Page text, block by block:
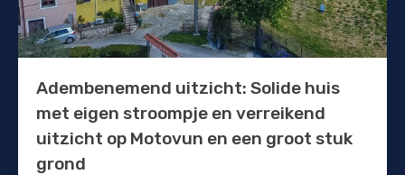
Adembenemend uitzicht: Solide huis
met eigen stroompje en verreikend
uitzicht op Motovun en een groot stuk
grond